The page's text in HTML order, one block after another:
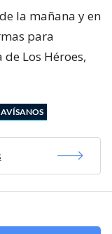
la mañana y en
para
Los Héroes,
AVÍSANOS